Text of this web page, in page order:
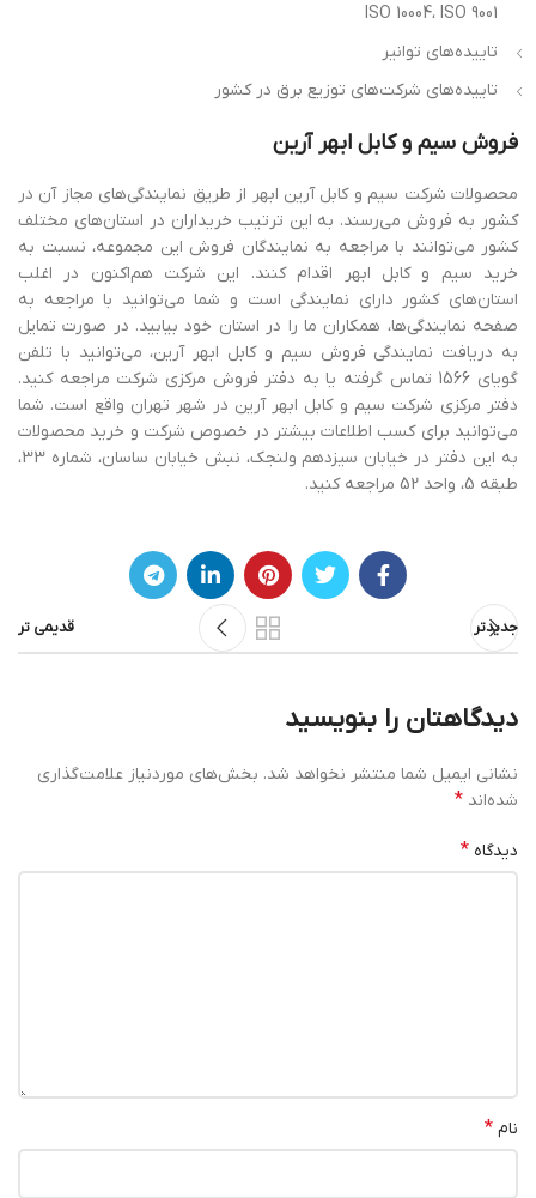
ISO 10004، ISO 9001
تاییده‌های توانیر
تاییده‌های شرکت‌های توزیع برق در کشور
فروش سیم و کابل ابهر آرین
محصولات شرکت سیم و کابل آرین ابهر از طریق نمایندگی‌های مجاز آن در
کشور به فروش می‌رسند. به ‌این ‌ترتیب خریداران در استان‌های مختلف
کشور می‌توانند با مراجعه به نمایندگان فروش این مجموعه، نسبت به
خرید سیم و کابل ابهر اقدام کنند. این شرکت هم‌اکنون در اغلب
استان‌های کشور دارای نمایندگی است و شما می‌توانید با مراجعه به
صفحه‌ نمایندگی‌ها، همکاران ما را در استان خود بیابید. در صورت تمایل
به دریافت نمایندگی فروش سیم و کابل ابهر آرین، می‌توانید با تلفن
گویای 1566 تماس گرفته یا به دفتر فروش مرکزی شرکت مراجعه کنید.
دفتر مرکزی شرکت سیم و کابل ابهر آرین در شهر تهران واقع است. شما
می‌توانید برای کسب اطلاعات بیشتر در خصوص شرکت و خرید محصولات
به این دفتر در خیابان سیزدهم ولنجک، نبش خیابان ساسان، شماره 33،
طبقه 5، واحد 52 مراجعه کنید.
جدیدتر قدیمی تر
دیدگاهتان را بنویسید
نشانی ایمیل شما منتشر نخواهد شد. بخش‌های موردنیاز علامت‌گذاری
شده‌اند *
دیدگاه *
نام *